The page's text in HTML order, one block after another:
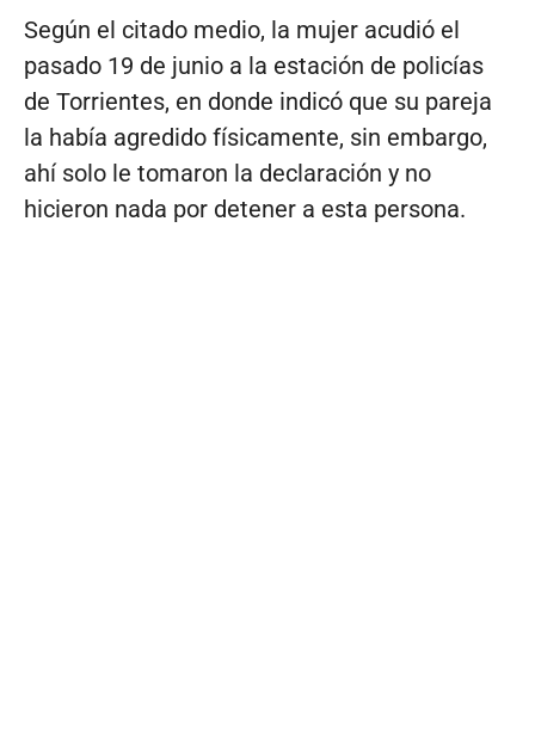
Según el citado medio, la mujer acudió el
pasado 19 de junio a la estación de policías
de Torrientes, en donde indicó que su pareja
la había agredido físicamente, sin embargo,
ahí solo le tomaron la declaración y no
hicieron nada por detener a esta persona.